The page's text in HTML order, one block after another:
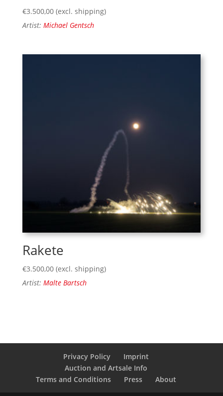
€3.500,00 (excl. shipping)
Artist: Michael Gentsch
Rakete
€3.500,00 (excl. shipping)
Artist: Malte Bartsch
Privacy Policy
Imprint
Auction and Artsale Info
Terms and Conditions
Press About